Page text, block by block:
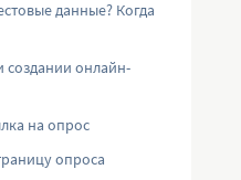
данные? Когда
создании онлайн-
на опрос
опроса